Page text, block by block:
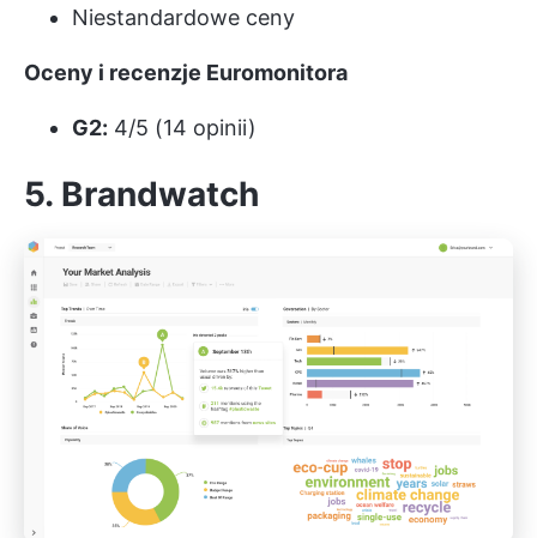
Niestandardowe ceny
Oceny i recenzje Euromonitora
G2: 4/5 (14 opinii)
5. Brandwatch